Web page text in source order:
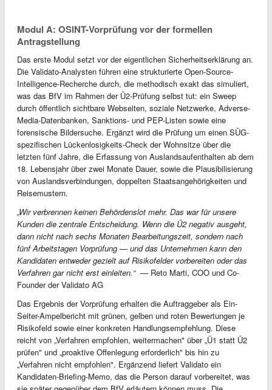
Modul A: OSINT-Vorprüfung vor der formellen
Antragstellung
Das erste Modul setzt vor der eigentlichen Sicherheitserklärung an.
Die Validato-Analysten führen eine strukturierte Open-Source-
Intelligence-Recherche durch, die methodisch exakt das simuliert,
was das BfV im Rahmen der Ü2-Prüfung selbst tut: ein Sweep
durch öffentlich sichtbare Webseiten, soziale Netzwerke, Adverse-
Media-Datenbanken, Sanktions- und PEP-Listen sowie eine
forensische Bildersuche. Ergänzt wird die Prüfung um einen SÜG-
spezifischen Lückenlosigkeits-Check der Wohnsitze über die
letzten fünf Jahre, die Erfassung von Auslandsaufenthalten ab dem
18. Lebensjahr über zwei Monate Dauer, sowie die Plausibilisierung
von Auslandsverbindungen, doppelten Staatsangehörigkeiten und
Reisemustern.
„Wir verbrennen keinen Behördenslot mehr. Das war für unsere
Kunden die zentrale Entscheidung. Wenn die Ü2 negativ ausgeht,
dann nicht nach sechs Monaten Bearbeitungszeit, sondern nach
fünf Arbeitstagen Vorprüfung — und das Unternehmen kann den
Kandidaten entweder gezielt auf Risikofelder vorbereiten oder das
Verfahren gar nicht erst einleiten.“— Reto Marti, COO und Co-
Founder der Validato AG
Das Ergebnis der Vorprüfung erhalten die Auftraggeber als Ein-
Seiter-Ampelbericht mit grünen, gelben und roten Bewertungen je
Risikofeld sowie einer konkreten Handlungsempfehlung. Diese
reicht von „Verfahren empfohlen, weitermachen" über „Ü1 statt Ü2
prüfen" und „proaktive Offenlegung erforderlich" bis hin zu
„Verfahren nicht empfohlen". Ergänzend liefert Validato ein
Kandidaten-Briefing-Memo, das die Person darauf vorbereitet, was